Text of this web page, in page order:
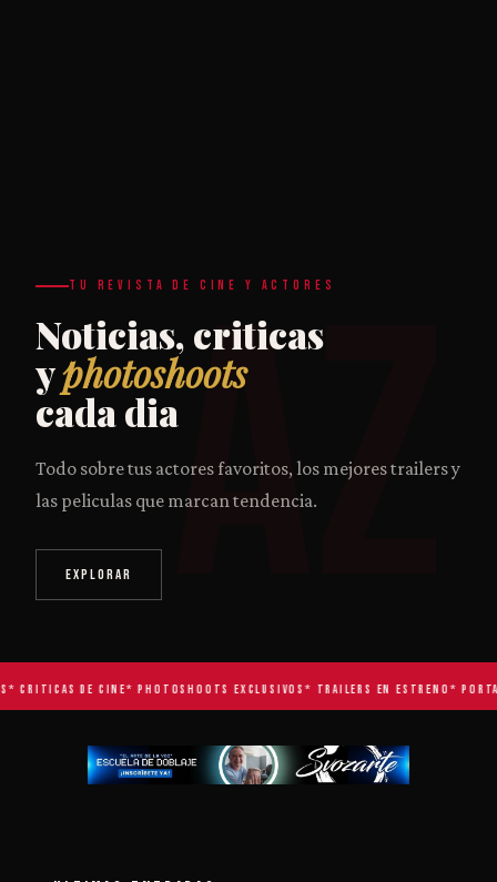
AZ
TU REVISTA DE CINE Y ACTORES
Noticias, criticas
yphotoshoots
cada dia
Todo sobre tus actores favoritos, los mejores trailers y
las peliculas que marcan tendencia.
EXPLORAR
CRITICAS DE CINE* PHOTOSHOOTS EXCLUSIVOS* TRAILERS EN ESTRENO*